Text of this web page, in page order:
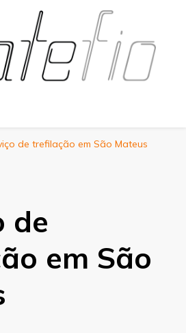
de trefilação em São Mateus
de
em São